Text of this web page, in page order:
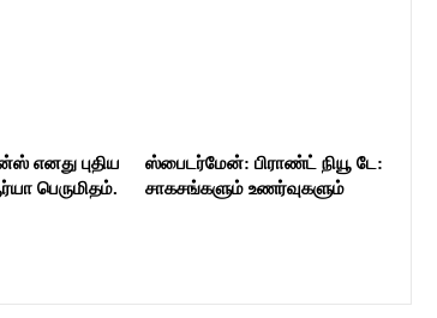
எனது புதிய
பெருமிதம்.
ஸ்பைடர்மேன்: பிராண்ட் நியூ டே:
சாகசங்களும் உணர்வுகளும்